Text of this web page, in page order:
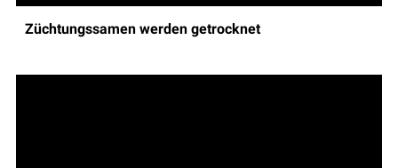
Züchtungssamen werden getrocknet